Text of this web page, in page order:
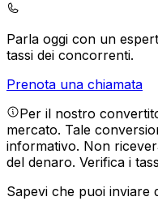
Parla oggi con un
tassi dei concorrenti.
Prenota una chiamata
Per il nostro
mercato. Tale
informativo. Non
del denaro. Verifica i
Sapevi che puoi inviare